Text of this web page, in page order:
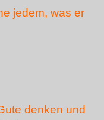
jedem, was er
denken und